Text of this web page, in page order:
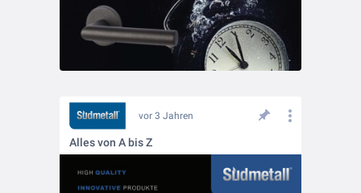
vor 3 Jahren
Alles von A bis Z